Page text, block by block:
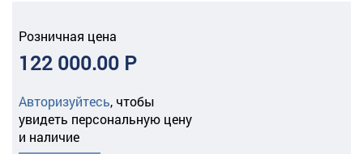
Розничная цена
122 000.00 Р
Авторизуйтесь, чтобы
увидеть персональную цену
и наличие